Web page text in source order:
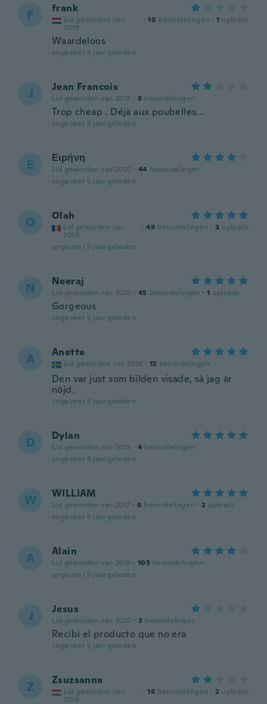
F frank
Lid geworden van
2019
· 10 beoordelingen · 1 uploads
Waardeloos
ongeveer 5 jaar geleden
J Jean Francois
Lid geworden van 2018 · 8 beoordelingen
Trop cheap . Déjà aux poubelles...
ongeveer 5 jaar geleden
Ε Ειρήνη
Lid geworden van 2020 · 44 beoordelingen
ongeveer 5 jaar geleden
O Olah
Lid geworden van
2019
· 49 beoordelingen · 3 uploads
ongeveer 5 jaar geleden
N Neeraj
Lid geworden van 2020 · 45 beoordelingen · 1 uploads
Gorgeous
ongeveer 5 jaar geleden
A Anette
Lid geworden van 2018 · 12 beoordelingen
Den var just som bilden visade, så jag är
nöjd.
ongeveer 5 jaar geleden
D Dylan
Lid geworden van 2019 · 4 beoordelingen
ongeveer 5 jaar geleden
W WILLIAM
Lid geworden van 2017 · 6 beoordelingen · 2 uploads
ongeveer 5 jaar geleden
A Alain
Lid geworden van 2019 · 105 beoordelingen
ongeveer 5 jaar geleden
J Jesus
Lid geworden van 2020 · 3 beoordelingen
Recibi el producto que no era
ongeveer 5 jaar geleden
Z Zsuzsanna
Lid geworden van
2016
· 16 beoordelingen · 2 uploads